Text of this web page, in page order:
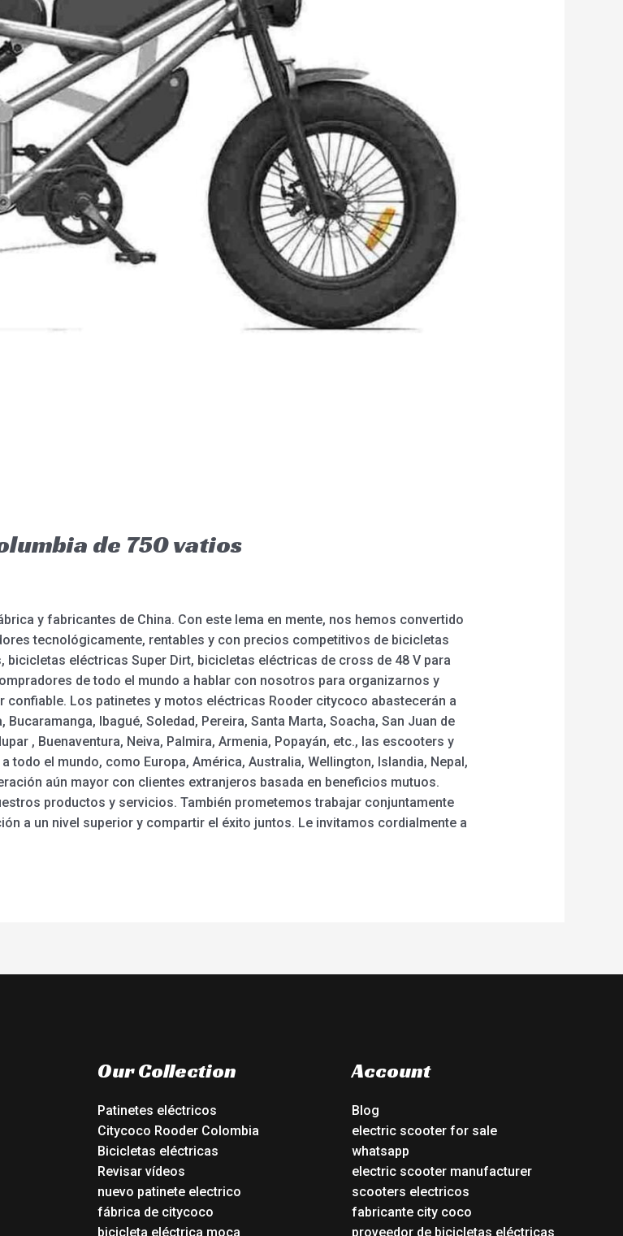
de 750 vatios
y fabricantes de China. Con este lema en mente, nos hemos convertido
tecnológicamente, rentables y con precios competitivos de bicicletas
eléctricas Super Dirt, bicicletas eléctricas de cross de 48 V para
de todo el mundo a hablar con nosotros para organizarnos y
Los patinetes y motos eléctricas Rooder citycoco abastecerán a
Ibagué, Soledad, Pereira, Santa Marta, Soacha, San Juan de
, Buenaventura, Neiva, Palmira, Armenia, Popayán, etc., las escooters y
el mundo, como Europa, América, Australia, Wellington, Islandia, Nepal,
aún mayor con clientes extranjeros basada en beneficios mutuos.
productos y servicios. También prometemos trabajar conjuntamente
a un nivel superior y compartir el éxito juntos. Le invitamos cordialmente a
Our Collection
Patinetes eléctricos
Citycoco Rooder Colombia
Bicicletas eléctricas
Revisar vídeos
nuevo patinete electrico
fábrica de citycoco
bicicleta eléctrica moca
Account
Blog
electric scooter for sale
whatsapp
electric scooter manufacturer
scooters electricos
fabricante city coco
proveedor de bicicletas eléctricas